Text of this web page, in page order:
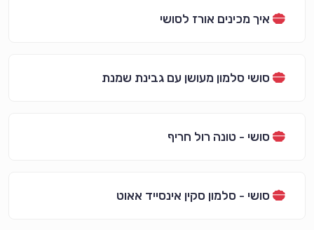
איך מכינים אורז לסושי
סושי סלמון מעושן עם גבינת שמנת
סושי - טונה רול חריף
סושי - סלמון סקין אינסייד אאוט